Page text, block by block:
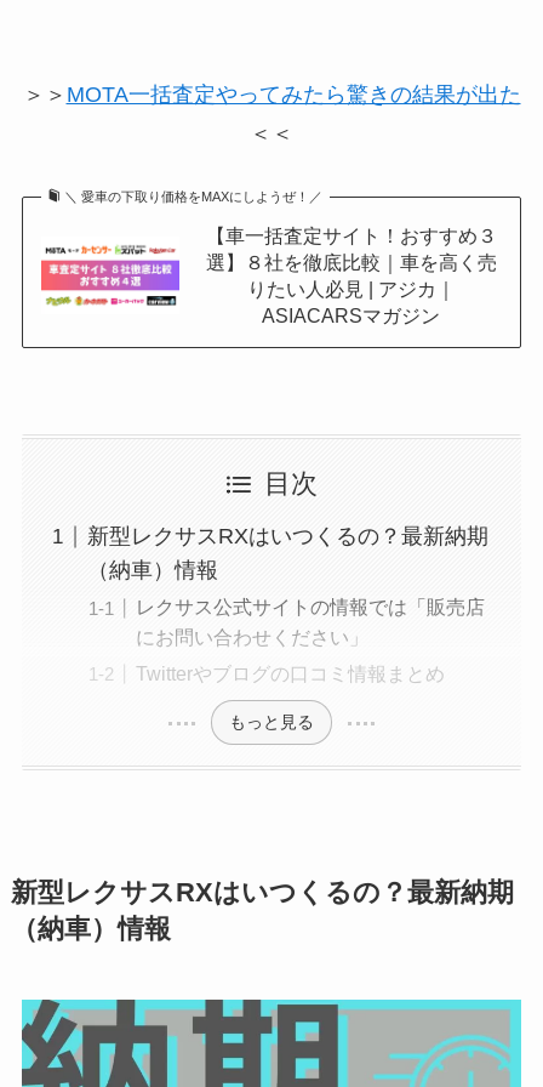
＞＞ MOTA一括査定やってみたら驚きの結果が出た
＜＜
＼ 愛車の下取り価格をMAXにしようぜ！／
【車一括査定サイト！おすすめ３
選】８社を徹底比較｜車を高く売
りたい人必見 | アジカ｜
ASIACARSマガジン
目次
新型レクサスRXはいつくるの？最新納期
（納車）情報
レクサス公式サイトの情報では「販売店
にお問い合わせください」
Twitterやブログの口コミ情報まとめ
もっと見る
新型レクサスRXはいつくるの？最新納期
（納車）情報